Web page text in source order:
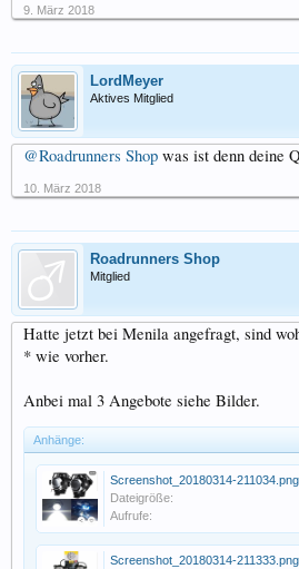
9. März 2018
LordMeyer
Aktives Mitglied
@Roadrunners Shop was ist denn deine
10. März 2018
Roadrunners Shop
Mitglied
Hatte jetzt bei Menila angefragt, sind
* wie vorher.
Anbei mal 3 Angebote siehe Bilder.
Anhänge:
Screenshot_20180314-211034.png
Dateigröße:
Aufrufe:
Screenshot_20180314-211333.png